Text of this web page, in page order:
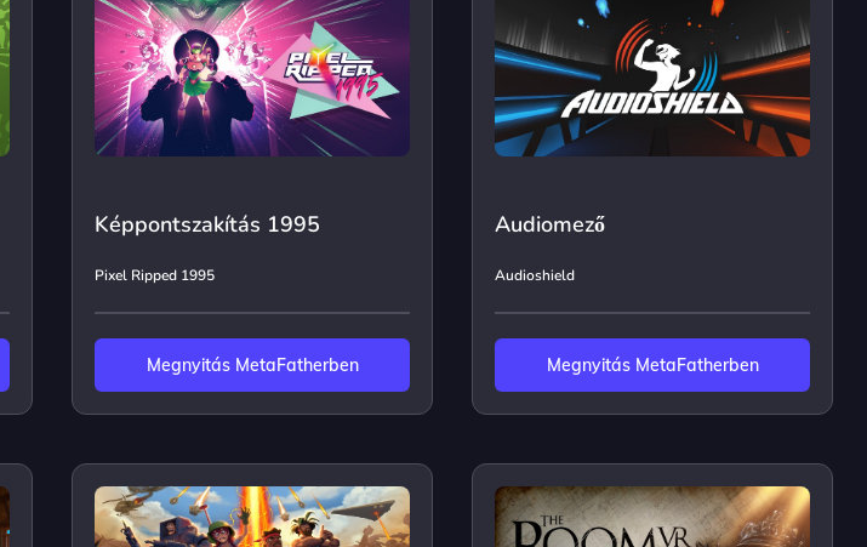
Képpontszakítás 1995
Pixel Ripped 1995
Megnyitás MetaFatherben
Audiomező
Audioshield
Megnyitás MetaFatherben